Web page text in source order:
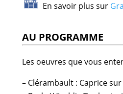
En savoir plus sur
AU PROGRAMME
Les oeuvres que vous
– Clérambault : Caprice